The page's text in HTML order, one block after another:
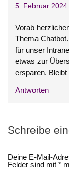
5. Februar
Vorab
Thema
für unser
etwas zur
ersparen.
Antworten
Schreibe
Deine E-Mail-
Felder sind mit*